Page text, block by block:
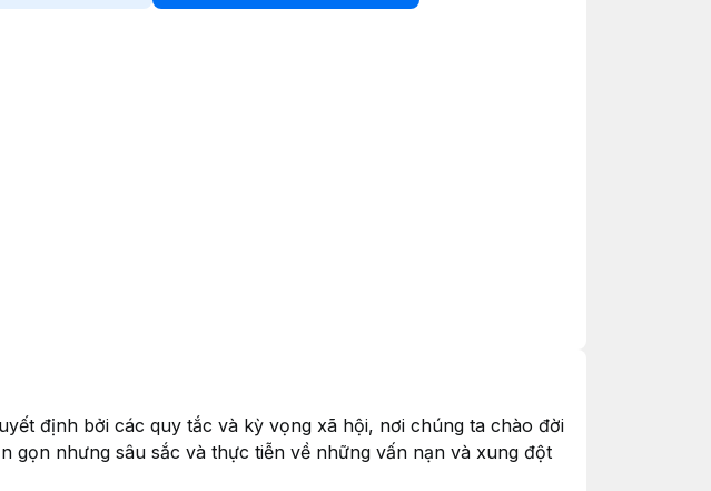
định bởi các quy tắc và kỳ vọng xã hội, nơi chúng ta chào đời
gọn nhưng sâu sắc và thực tiễn về những vấn nạn và xung đột